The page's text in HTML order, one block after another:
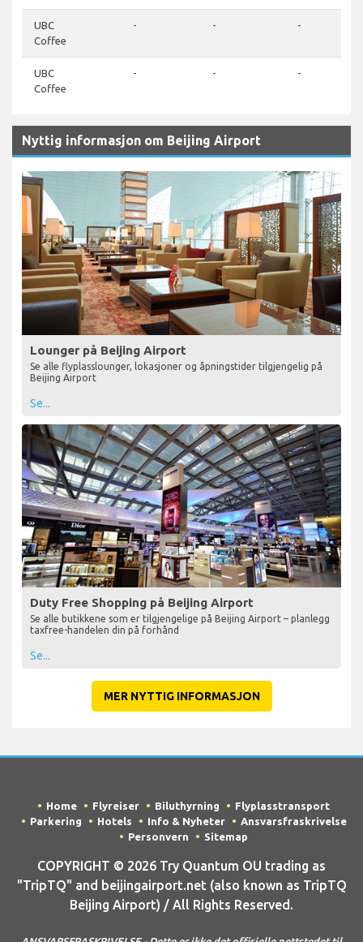
UBC
Coffee
- - -
UBC
Coffee
- - -
Nyttig informasjon om Beijing Airport
Lounger på Beijing Airport
Se alle flyplasslounger, lokasjoner og åpningstider tilgjengelig på
Beijing Airport
Se...
Duty Free Shopping på Beijing Airport
Se alle butikkene som er tilgjengelige på Beijing Airport – planlegg
taxfree-handelen din på forhånd
Se...
MER NYTTIG INFORMASJON
Home Flyreiser Biluthyrning
Flyplasstransport
Parkering
Hotels Info & Nyheter
Ansvarsfraskrivelse
Personvern
Sitemap
COPYRIGHT © 2026 Try Quantum OU trading as
"TripTQ" and beijingairport.net (also known as TripTQ
Beijing Airport) / All Rights Reserved.